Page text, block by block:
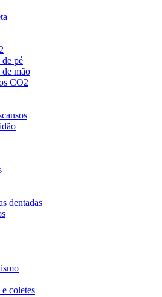
pé
mão
CO2
dentadas
e coletes